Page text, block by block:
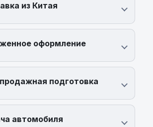
из Китая
оформление
подготовка
автомобиля